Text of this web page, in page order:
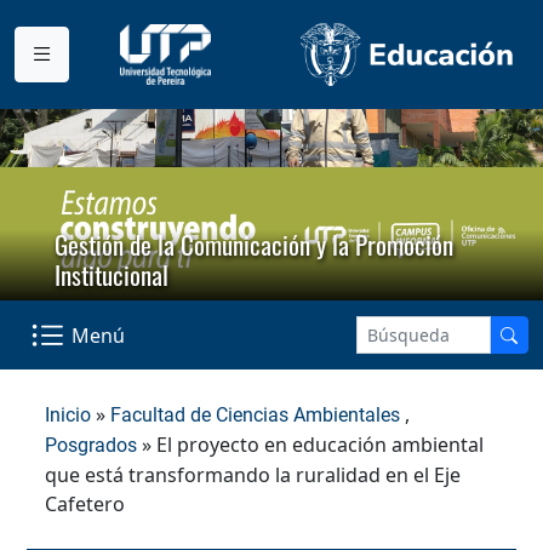
Gestión de la Comunicación y la Promoción
Institucional
Menú
Inicio » Facultad de Ciencias Ambientales ,
Posgrados » El proyecto en educación ambiental
que está transformando la ruralidad en el Eje
Cafetero